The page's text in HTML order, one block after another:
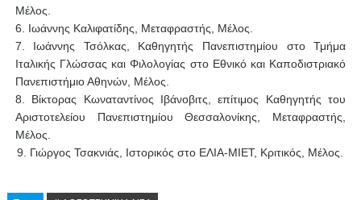
Μέλος.
6. Ιωάννης Καλιφατίδης, Μεταφραστής, Μέλος.
7. Ιωάννης Τσόλκας, Καθηγητής Πανεπιστημίου στο Τμήμα
Ιταλικής Γλώσσας και Φιλολογίας στο Εθνικό και Καποδιστριακό
Πανεπιστήμιο Αθηνών, Μέλος.
8. Βίκτορας Κωναταντίνος Ιβάνοβιτς, επίτιμος Καθηγητής του
Αριστοτελείου Πανεπιστημίου Θεσσαλονίκης, Μεταφραστής,
Μέλος.
9. Γιώργος Τσακνιάς, Ιστορικός στο ΕΛΙΑ-ΜΙΕΤ, Κριτικός, Μέλος.